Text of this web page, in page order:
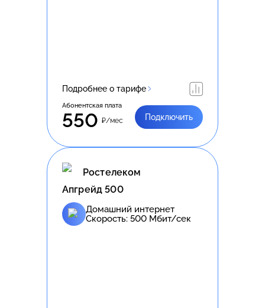
Подробнее о тарифе
Абонентская плата
550 ₽/мес Подключить
Ростелеком
Апгрейд 500
Домашний интернет
Скорость: 500 Мбит/сек